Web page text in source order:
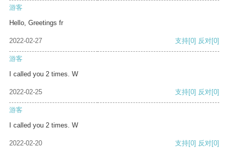
游客
Hello, Greetings fr
2022-02-27 支持[0] 反对[0]
游客
I called you 2 times. W
2022-02-25 支持[0] 反对[0]
游客
I called you 2 times. W
2022-02-20 支持[0] 反对[0]